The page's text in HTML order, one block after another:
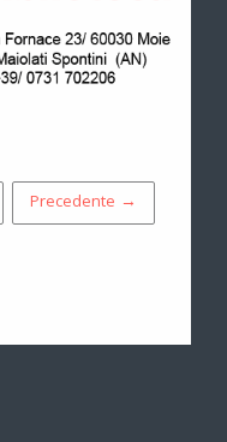
Precedente →